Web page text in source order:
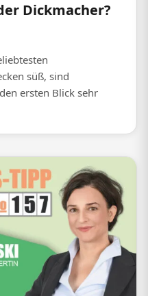
Dickmacher?
süß, sind
ersten Blick sehr